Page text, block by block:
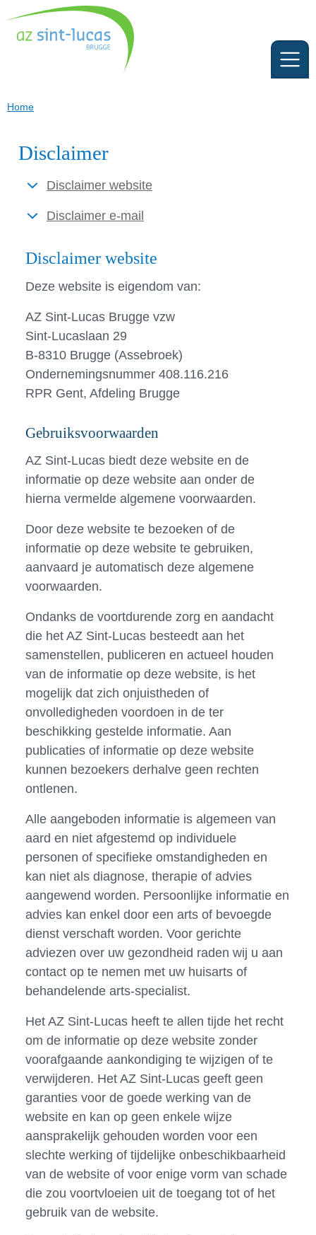
Home
Disclaimer
Disclaimer website
Disclaimer e-mail
Disclaimer website
Deze website is eigendom van:
AZ Sint-Lucas Brugge vzw
Sint-Lucaslaan 29
B-8310 Brugge (Assebroek)
Ondernemingsnummer 408.116.216
RPR Gent, Afdeling Brugge
Gebruiksvoorwaarden
AZ Sint-Lucas biedt deze website en de
informatie op deze website aan onder de
hierna vermelde algemene voorwaarden.
Door deze website te bezoeken of de
informatie op deze website te gebruiken,
aanvaard je automatisch deze algemene
voorwaarden.
Ondanks de voortdurende zorg en aandacht
die het AZ Sint-Lucas besteedt aan het
samenstellen, publiceren en actueel houden
van de informatie op deze website, is het
mogelijk dat zich onjuistheden of
onvolledigheden voordoen in de ter
beschikking gestelde informatie. Aan
publicaties of informatie op deze website
kunnen bezoekers derhalve geen rechten
ontlenen.
Alle aangeboden informatie is algemeen van
aard en niet afgestemd op individuele
personen of specifieke omstandigheden en
kan niet als diagnose, therapie of advies
aangewend worden. Persoonlijke informatie en
advies kan enkel door een arts of bevoegde
dienst verschaft worden. Voor gerichte
adviezen over uw gezondheid raden wij u aan
contact op te nemen met uw huisarts of
behandelende arts-specialist.
Het AZ Sint-Lucas heeft te allen tijde het recht
om de informatie op deze website zonder
voorafgaande aankondiging te wijzigen of te
verwijderen. Het AZ Sint-Lucas geeft geen
garanties voor de goede werking van de
website en kan op geen enkele wijze
aansprakelijk gehouden worden voor een
slechte werking of tijdelijke onbeschikbaarheid
van de website of voor enige vorm van schade
die zou voortvloeien uit de toegang tot of het
gebruik van de website.